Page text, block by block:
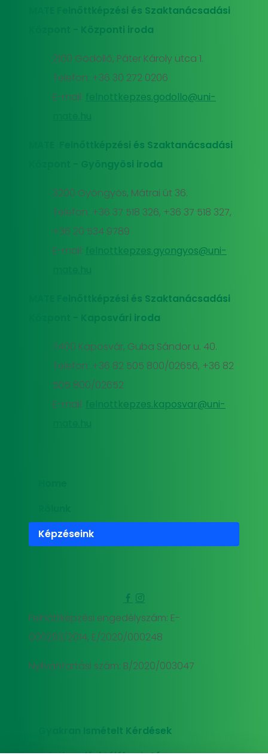
MATE Felnőttképzési és Szaktanácsadási
Központ - Központi iroda
2100 Gödöllő, Páter Károly utca 1.
Telefon: +36 30 272 0206
E-mail:
felnottkepzes.godollo@uni-
MATE Felnőttképzési és Szaktanácsadási
Központ - Gyöngyösi iroda
3200 Gyöngyös, Mátrai út 36.
Telefon: +36 37 518 326, +36 37 518 327,
+36 20 534 9789
E-mail:
felnottkepzes.gyongyos@uni-
MATE Felnőttképzési és Szaktanácsadási
Központ - Kaposvári iroda
7400 Kaposvár, Guba Sándor u. 40.
Telefon: +36 82 505 800/02656, +36 82
505 800/02652
E-mail:
felnottkepzes.kaposvar@uni-
Képzéseink
Felnőttképzési engedélyszám: E-
000293/2014, E/2020/000248
Nyilvántartási szám: B/2020/003047
Gyakran Ismételt Kérdések